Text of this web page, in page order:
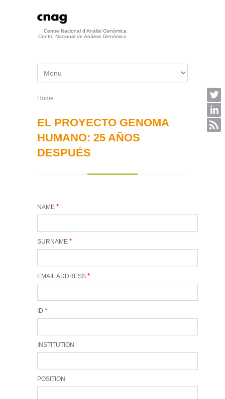
Centre Nacional d'Anàlisi Genòmica
Centro Nacional de Análisis Genómico
You are here
Home
EL PROYECTO GENOMA
HUMANO: 25 AÑOS
DESPUÉS
NAME *
SURNAME *
EMAIL ADDRESS *
ID *
INSTITUTION
POSITION